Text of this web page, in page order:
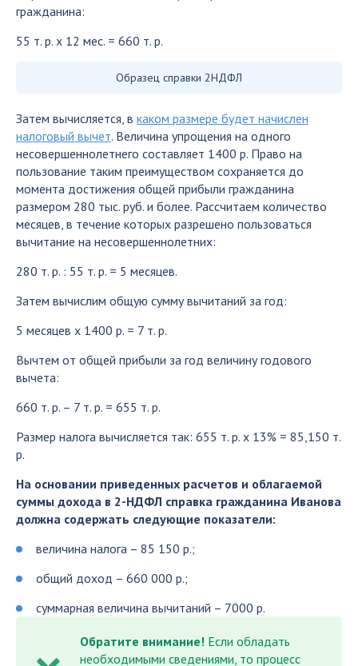
гражданина:
55 т. р. х 12 мес. = 660 т. р.
Образец справки 2НДФЛ
Затем вычисляется, в каком размере будет начислен
налоговый вычет. Величина упрощения на одного
несовершеннолетнего составляет 1400 р. Право на
пользование таким преимуществом сохраняется до
момента достижения общей прибыли гражданина
размером 280 тыс. руб. и более. Рассчитаем количество
месяцев, в течение которых разрешено пользоваться
вычитание на несовершеннолетних:
280 т. р. : 55 т. р. = 5 месяцев.
Затем вычислим общую сумму вычитаний за год:
5 месяцев х 1400 р. = 7 т. р.
Вычтем от общей прибыли за год величину годового
вычета:
660 т. р. – 7 т. р. = 655 т. р.
Размер налога вычисляется так: 655 т. р. х 13% = 85,150 т.
р.
На основании приведенных расчетов и облагаемой
суммы дохода в 2-НДФЛ справка гражданина Иванова
должна содержать следующие показатели:
величина налога – 85 150 р.;
общий доход – 660 000 р.;
суммарная величина вычитаний – 7000 р.
Обратите внимание! Если обладать
необходимыми сведениями, то процесс